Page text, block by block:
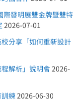
際發明展雙金牌暨雙特
2026-07-01
分享「如何重新設計
解析」說明會2026-
練2026-06-30